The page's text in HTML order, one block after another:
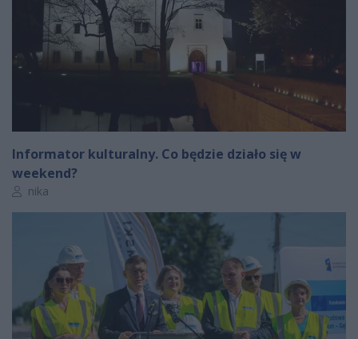
Informator kulturalny. Co będzie działo się w
weekend?
Autor artykułu:
nika